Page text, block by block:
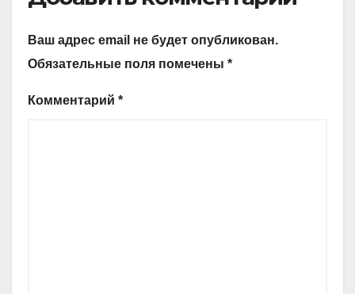
Ваш адрес email не будет опубликован.
Обязательные поля помечены *
Комментарий *